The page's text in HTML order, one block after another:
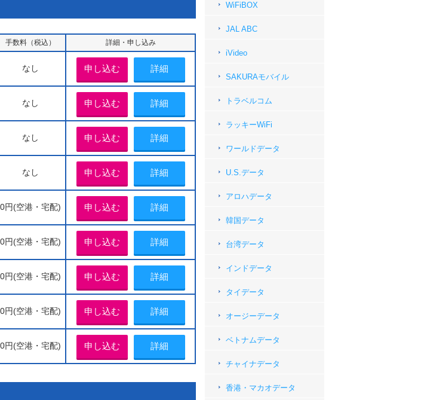
手数料（税込） 詳細・申し込み
なし 申し込む 詳細
なし 申し込む 詳細
なし 申し込む 詳細
なし 申し込む 詳細
0円(空港・宅配) 申し込む 詳細
0円(空港・宅配) 申し込む 詳細
0円(空港・宅配) 申し込む 詳細
0円(空港・宅配) 申し込む 詳細
0円(空港・宅配) 申し込む 詳細
WiFiBOX
JAL ABC
iVideo
SAKURAモバイル
トラベルコム
ラッキーWiFi
ワールドデータ
U.S.データ
アロハデータ
韓国データ
台湾データ
インドデータ
タイデータ
オージーデータ
ベトナムデータ
チャイナデータ
香港・マカオデータ